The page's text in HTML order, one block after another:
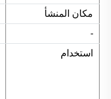
مكان المنشأ
-
استخدام